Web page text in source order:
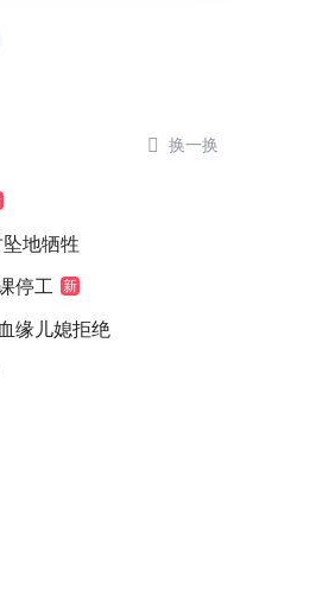
 换一换
地牺牲
停工 新
缘儿媳拒绝